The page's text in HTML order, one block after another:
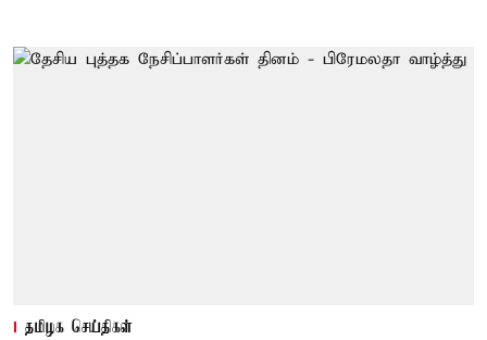
தமிழக செய்திகள்